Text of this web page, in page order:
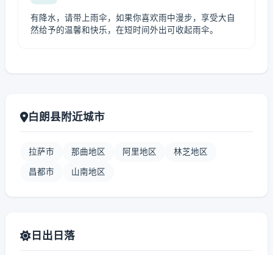
有降水，请带上雨伞，如果你喜欢雨中漫步，享受大自
然给予的温馨和快乐，在短时间外出可收起雨伞。
白朗县附近城市
拉萨市 那曲地区 阿里地区 林芝地区
昌都市 山南地区
日出日落